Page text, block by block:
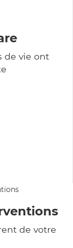
de vie ont
de votre